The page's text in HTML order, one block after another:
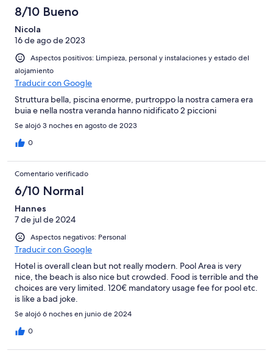
8/10 Bueno
Nicola
16 de ago de 2023
Aspectos positivos: Limpieza, personal y instalaciones y estado del
alojamiento
Traducir con Google
Struttura bella, piscina enorme, purtroppo la nostra camera era
buia e nella nostra veranda hanno nidificato 2 piccioni
Se alojó 3 noches en agosto de 2023
0
Comentario verificado
6/10 Normal
Hannes
7 de jul de 2024
Aspectos negativos: Personal
Traducir con Google
Hotel is overall clean but not really modern. Pool Area is very
nice, the beach is also nice but crowded. Food is terrible and the
choices are very limited. 120€ mandatory usage fee for pool etc.
is like a bad joke.
Se alojó 6 noches en junio de 2024
0